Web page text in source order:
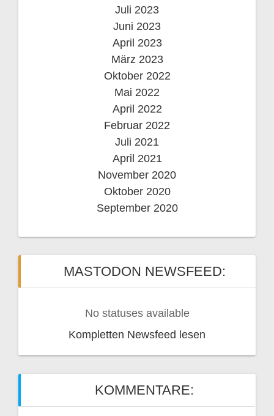
Juli 2023
Juni 2023
April 2023
März 2023
Oktober 2022
Mai 2022
April 2022
Februar 2022
Juli 2021
April 2021
November 2020
Oktober 2020
September 2020
MASTODON NEWSFEED:
No statuses available
Kompletten Newsfeed lesen
KOMMENTARE: